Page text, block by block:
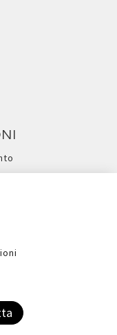
C.F. Reg.Imp. BL n°